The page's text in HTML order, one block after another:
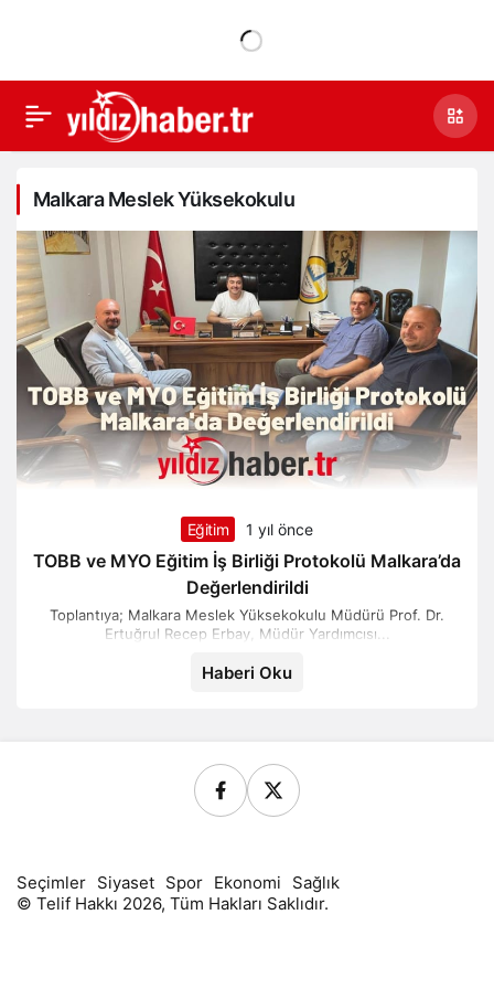
Malkara Meslek Yüksekokulu
Eğitim 1 yıl önce
TOBB ve MYO Eğitim İş Birliği Protokolü Malkara’da
Değerlendirildi
Toplantıya; Malkara Meslek Yüksekokulu Müdürü Prof. Dr.
Ertuğrul Recep Erbay, Müdür Yardımcısı...
Haberi Oku
Seçimler Siyaset Spor Ekonomi
Sağlık
© Telif Hakkı 2026, Tüm Hakları Saklıdır.